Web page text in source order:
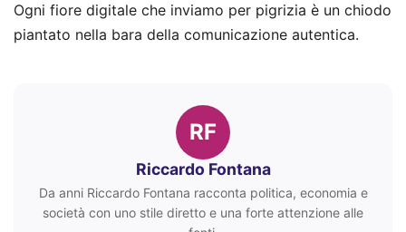
Ogni fiore digitale che inviamo per pigrizia è un chiodo
piantato nella bara della comunicazione autentica.
RF
Riccardo Fontana
Da anni Riccardo Fontana racconta politica, economia e
società con uno stile diretto e una forte attenzione alle